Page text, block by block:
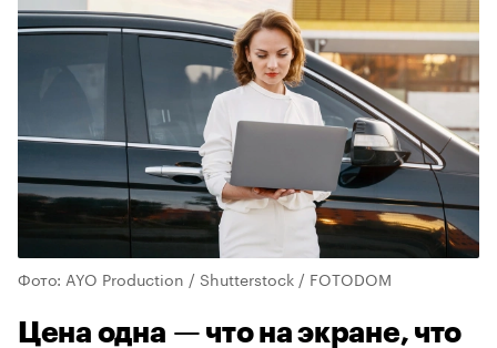
Фото: AYO Production / Shutterstock / FOTODOM
Цена одна — что на экране, что